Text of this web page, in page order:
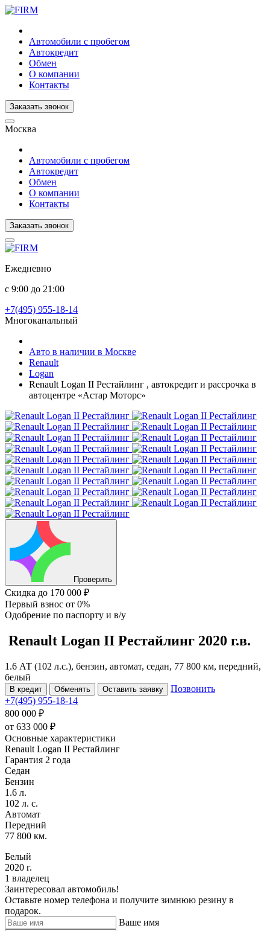
Автомобили с пробегом
Автокредит
Обмен
О компании
Контакты
Заказать звонок
Москва
Автомобили с пробегом
Автокредит
Обмен
О компании
Контакты
Заказать звонок
Ежедневно
с 9:00 до 21:00
+7(495) 955-18-14
Многоканальный
Авто в наличии в Москве
Renault
Logan
Renault Logan II Рестайлинг , автокредит и рассрочка в
автоцентре «Астар Моторс»
Проверить
Скидка до 170 000 ₽
Первый взнос от 0%
Одобрение по паспорту и в/у
Renault Logan II Рестайлинг 2020 г.в.
1.6 АТ (102 л.с.), бензин, автомат, седан, 77 800 км, передний,
белый
В кредит Обменять Оставить заявку
Позвонить
+7(495) 955-18-14
800 000 ₽
от 633 000 ₽
Основные характеристики
Renault Logan II Рестайлинг
Гарантия 2 года
Седан
Бензин
1.6 л.
102 л. с.
Автомат
Передний
77 800 км.
Белый
2020 г.
1 владелец
Заинтересовал автомобиль!
Оставьте номер телефона и получите зимнюю резину в
подарок.
Ваше имя